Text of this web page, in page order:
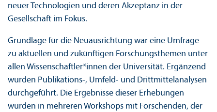
neuer Technologien und deren Akzeptanz in der
Gesellschaft im Fokus.
Grundlage für die Neuausrichtung war eine Umfrage
zu aktuellen und zukünftigen Forschungs­themen unter
allen Wissenschaft­ler*innen der Universität. Ergänzend
wurden Publikations-, Umfeld- und Drittmittelanalysen
durchgeführt. Die Ergebnisse dieser Erhebungen
wurden in mehreren Workshops mit Forschenden, der